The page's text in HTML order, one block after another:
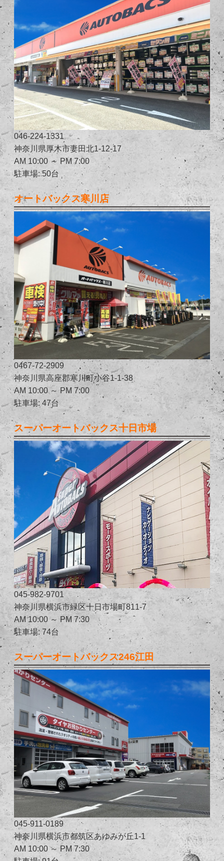
046-224-1331
神奈川県厚木市妻田北1-12-17
AM 10:00 ～ PM 7:00
駐車場: 50台
オートバックス寒川店
0467-72-2909
神奈川県高座郡寒川町小谷1-1-38
AM 10:00 ～ PM 7:00
駐車場: 47台
スーパーオートバックス十日市場
045-982-9701
神奈川県横浜市緑区十日市場町811-7
AM 10:00 ～ PM 7:30
駐車場: 74台
スーパーオートバックス246江田
045-911-0189
神奈川県横浜市都筑区あゆみが丘1-1
AM 10:00 ～ PM 7:30